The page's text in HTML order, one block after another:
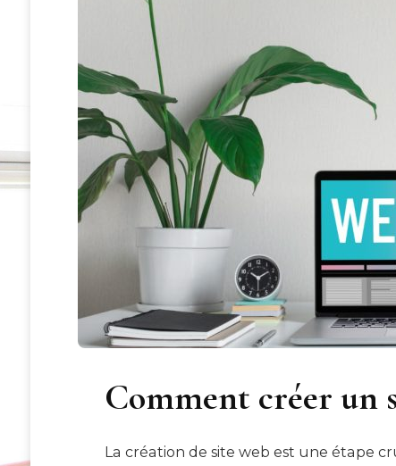
Comment créer un
La création de site web est une étape